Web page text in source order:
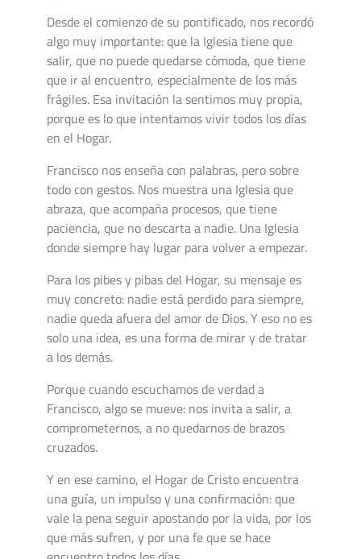
Desde el comienzo de su pontificado, nos recordó
algo muy importante: que la Iglesia tiene que
salir, que no puede quedarse cómoda, que tiene
que ir al encuentro, especialmente de los más
frágiles. Esa invitación la sentimos muy propia,
porque es lo que intentamos vivir todos los días
en el Hogar.
Francisco nos enseña con palabras, pero sobre
todo con gestos. Nos muestra una Iglesia que
abraza, que acompaña procesos, que tiene
paciencia, que no descarta a nadie. Una Iglesia
donde siempre hay lugar para volver a empezar.
Para los pibes y pibas del Hogar, su mensaje es
muy concreto: nadie está perdido para siempre,
nadie queda afuera del amor de Dios. Y eso no es
solo una idea, es una forma de mirar y de tratar
a los demás.
Porque cuando escuchamos de verdad a
Francisco, algo se mueve: nos invita a salir, a
comprometernos, a no quedarnos de brazos
cruzados.
Y en ese camino, el Hogar de Cristo encuentra
una guía, un impulso y una confirmación: que
vale la pena seguir apostando por la vida, por los
que más sufren, y por una fe que se hace